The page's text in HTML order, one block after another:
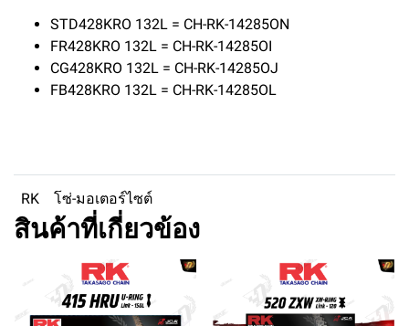
STD428KRO 132L = CH-RK-14285ON
FR428KRO 132L = CH-RK-14285OI
CG428KRO 132L = CH-RK-14285OJ
FB428KRO 132L = CH-RK-14285OL
RK โซ่-มอเตอร์ไซต์
สินค้าที่เกี่ยวข้อง